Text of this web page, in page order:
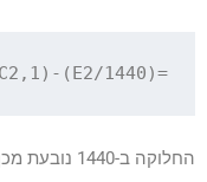
=MOD(D2-C2,1)-(E2/1440)
החלוקה ב-1440 נובעת מכך שיש 1,440 דקות ביום.